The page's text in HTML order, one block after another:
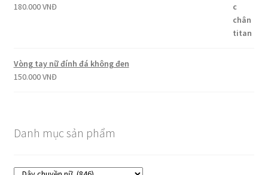
180.000VNĐ
Vòng tay nữ đính đá không đen
150.000VNĐ
Danh mục sản phẩm